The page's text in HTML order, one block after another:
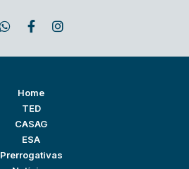
Home
TED
CASAG
ESA
Prerrogativas